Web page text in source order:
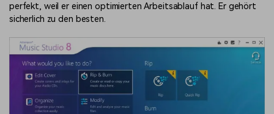
perfekt, weil er einen optimierten Arbeitsablauf hat. Er gehört
sicherlich zu den besten.